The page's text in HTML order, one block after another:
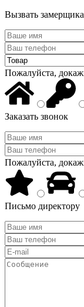
Вызвать замерщика
Пожалуйста,
Заказать звонок
Пожалуйста,
Письмо директору